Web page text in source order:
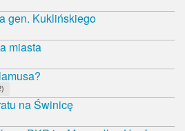
gen. Kuklińskiego
miasta
na Świnicę